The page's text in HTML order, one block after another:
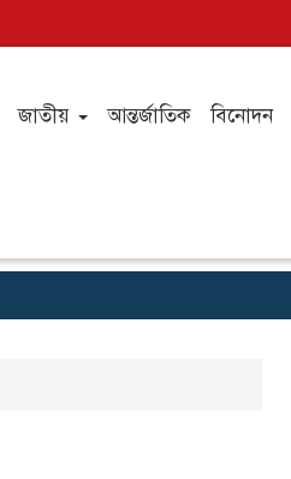
জাতীয় আন্তর্জাতিক বিনোদন